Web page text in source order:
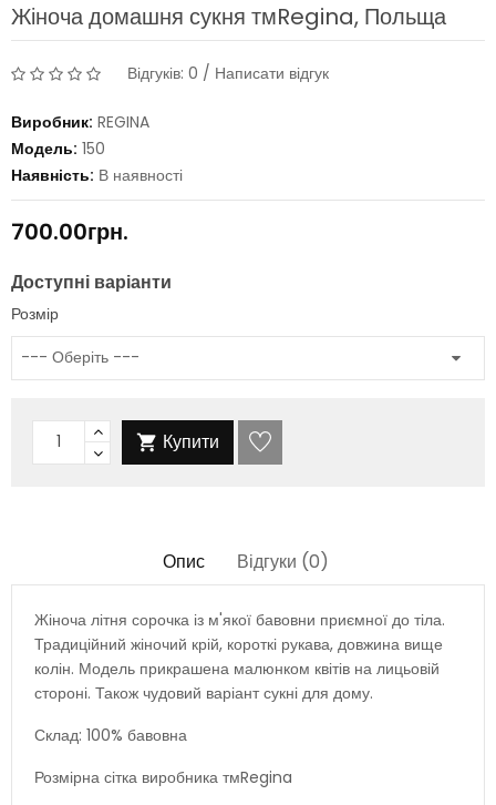
Жіноча домашня сукня тмRegina, Польща
Відгуків: 0 / Написати відгук
Виробник: REGINA
Модель: 150
Наявність: В наявності
700.00грн.
Доступні варіанти
Розмір
 Купити
Опис Відгуки (0)
Жіноча літня сорочка із м'якої бавовни приємної до тіла.
Традиційний жіночий крій, короткі рукава, довжина вище
колін. Модель прикрашена малюнком квітів на лицьовій
стороні. Також чудовий варіант сукні для дому.
Склад: 100% бавовна
Розмірна сітка виробника тмRegina